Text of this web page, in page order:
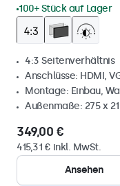
100+ Stück auf Lager
4:3 Seitenverhältnis
Anschlüsse: HDMI,
Montage: Einbau,
Außenmaße: 275 x
349,00 €
415,31 € inkl. MwSt.
Ansehen